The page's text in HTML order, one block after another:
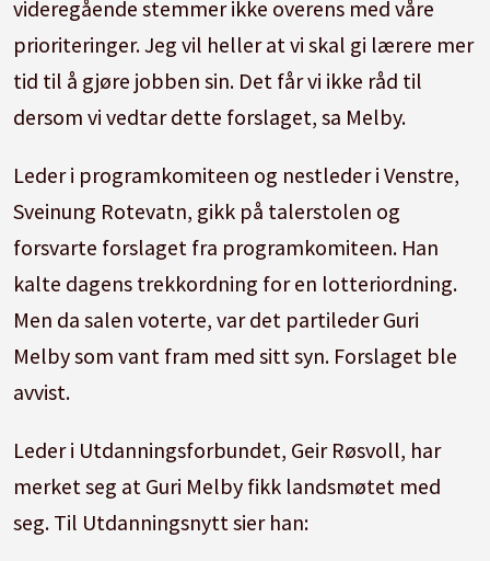
videregående stemmer ikke overens med våre
prioriteringer. Jeg vil heller at vi skal gi lærere mer
tid til å gjøre jobben sin. Det får vi ikke råd til
dersom vi vedtar dette forslaget, sa Melby.
Leder i programkomiteen og nestleder i Venstre,
Sveinung Rotevatn, gikk på talerstolen og
forsvarte forslaget fra programkomiteen. Han
kalte dagens trekkordning for en lotteriordning.
Men da salen voterte, var det partileder Guri
Melby som vant fram med sitt syn. Forslaget ble
avvist.
Leder i Utdanningsforbundet, Geir Røsvoll, har
merket seg at Guri Melby fikk landsmøtet med
seg. Til Utdanningsnytt sier han: